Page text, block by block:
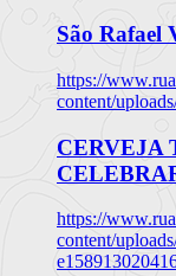
São Rafael
https://
content/
CERVEJA
https://
content/